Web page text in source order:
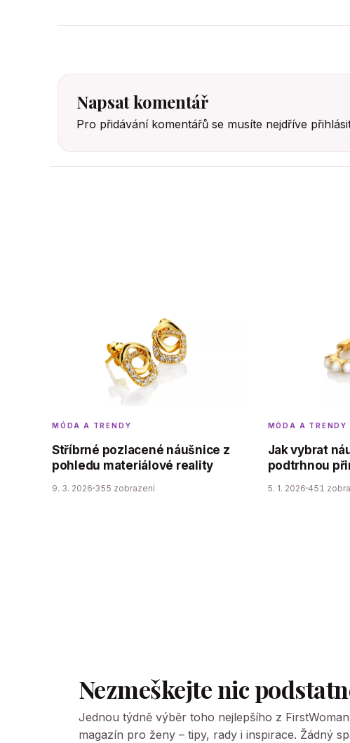
Napsat komentář
Pro přidávání komentářů se musíte nejdříve
MÓDA A TRENDY
Stříbrné pozlacené náušnice z
pohledu materiálové reality
9. 3. 2026 355 zobrazení
MÓDA A TRENDY
Jak vybrat
podtrhnou
5. 1. 2026 451
Nezmeškejte nic
Jednou týdně výběr toho nejlepšího z
magazín pro ženy – tipy, rady i inspirace. Žádný